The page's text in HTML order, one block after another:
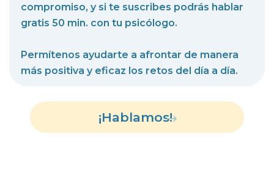
compromiso, y si te suscribes podrás hablar
gratis 50 min. con tu psicólogo.
Permítenos ayudarte a afrontar de manera
más positiva y eficaz los retos del día a día.
¡Hablamos!